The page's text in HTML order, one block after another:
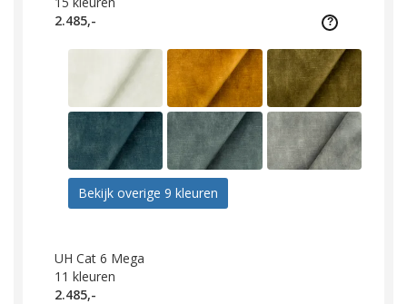
2.485,-
Bekijk overige 9 kleuren
UH Cat 6 Mega
11 kleuren
2.485,-